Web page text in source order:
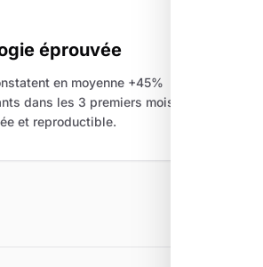
éprouvée
en moyenne +45%
dans les 3 premiers mois.
et reproductible.